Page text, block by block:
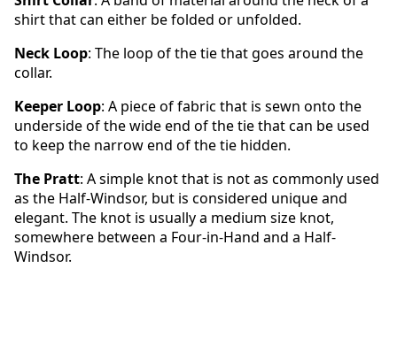
shirt that can either be folded or unfolded.
Neck Loop: The loop of the tie that goes around the
collar.
Keeper Loop: A piece of fabric that is sewn onto the
underside of the wide end of the tie that can be used
to keep the narrow end of the tie hidden.
The Pratt: A simple knot that is not as commonly used
as the Half-Windsor, but is considered unique and
elegant. The knot is usually a medium size knot,
somewhere between a Four-in-Hand and a Half-
Windsor.